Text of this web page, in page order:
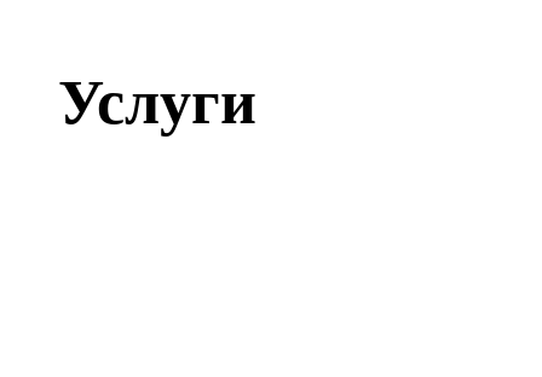
Услуги